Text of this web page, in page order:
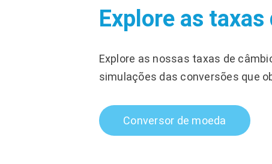
Explore as
Explore as nossas taxas de
simulações das conversões que
Conversor de moeda